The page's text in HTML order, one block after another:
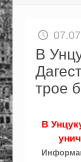
В
трое
В